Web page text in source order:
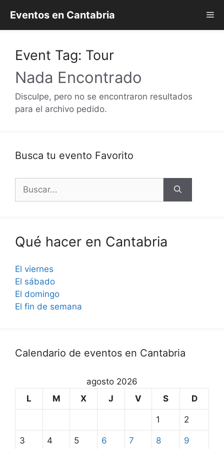
contenido
Eventos en Cantabria
Event Tag: Tour
Nada Encontrado
Disculpe, pero no se encontraron resultados
para el archivo pedido.
Busca tu evento Favorito
Buscar:
Qué hacer en Cantabria
El viernes
El sábado
El domingo
El fin de semana
Calendario de eventos en Cantabria
agosto 2026
L
M X J V S D
1 2
3 4 5 6 7 8 9